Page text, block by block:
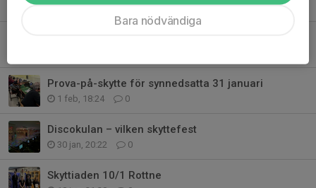
8 feb, 21:46 0
Prova-på-skytte för synnedsatta 31 januari
1 feb, 18:24 0
Discokulan – vilken skyttefest
30 jan, 20:22 0
Skyttiaden 10/1 Rottne
Bara nödvändiga